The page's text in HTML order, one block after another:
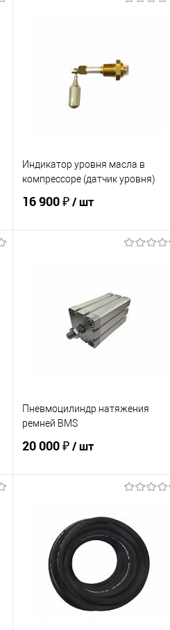
В избранное
Под заказ
Индикатор уровня масла в
компрессоре (датчик уровня)
16 900 ₽/ шт
Купить в 1 клик
К сравнению
В избранное
В наличии
Пневмоцилиндр натяжения
ремней BMS
20 000 ₽/ шт
Купить в 1 клик
К сравнению
В избранное
В наличии